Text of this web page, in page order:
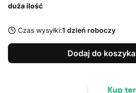
duża ilość
Czas wysyłki:1 dzień roboczy
Dodaj do koszyka